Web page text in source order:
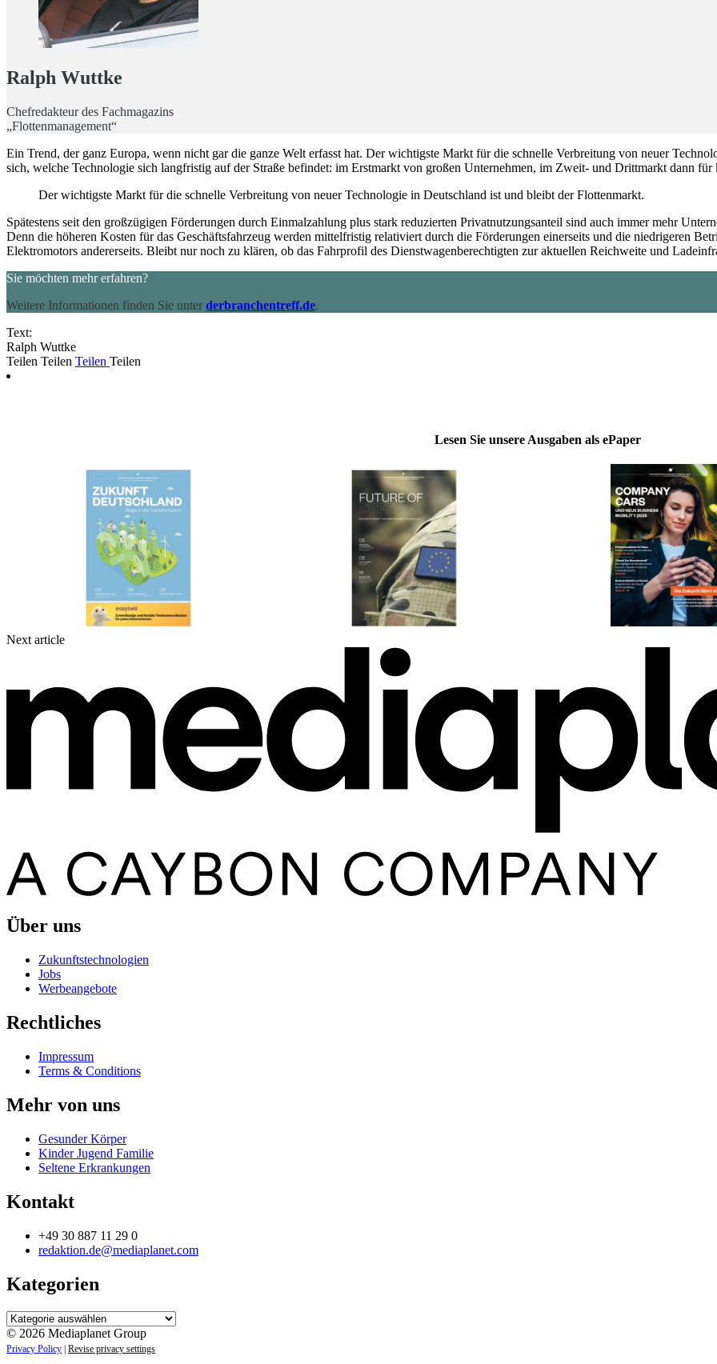
Ralph Wuttke
Chefredakteur des Fachmagazins
„Flottenmanagement“
Ein Trend, der ganz Europa, wenn nicht gar die ganze Welt erfasst hat. Der wichtigste Markt für die schnelle Verbreitung von neuer
sich, welche Technologie sich langfristig auf der Straße befindet: im Erstmarkt von großen Unternehmen, im Zweit- und Drittmarkt dann für
Der wichtigste Markt für die schnelle Verbreitung von neuer Technologie in Deutschland ist und bleibt der Flottenmarkt.
Spätestens seit den großzügigen Förderungen durch Einmalzahlung plus stark reduzierten Privatnutzungsanteil sind auch immer mehr
Denn die höheren Kosten für das Geschäftsfahrzeug werden mittelfristig relativiert durch die Förderungen einerseits und die niedrigeren
Elektromotors andererseits. Bleibt nur noch zu klären, ob das Fahrprofil des Dienstwagenberechtigten zur aktuellen Reichweite und
Sie möchten mehr erfahren?
Weitere Informationen finden Sie unter derbranchentreff.de.
Text:
Ralph Wuttke
Teilen Teilen Teilen Teilen
Lesen Sie unsere Ausgaben als ePaper
Next article
Über uns
Zukunftstechnologien
Jobs
Werbeangebote
Rechtliches
Impressum
Terms & Conditions
Mehr von uns
Gesunder Körper
Kinder Jugend Familie
Seltene Erkrankungen
Kontakt
+49 30 887 11 29 0
redaktion.de@mediaplanet.com
Kategorien
Kategorien
© 2026 Mediaplanet Group
Privacy Policy | Revise privacy settings